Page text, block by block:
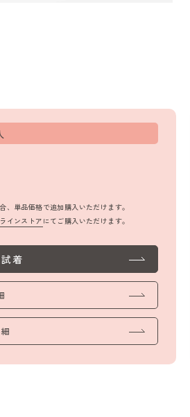
単品価格で追加購入いただけます。
インストア にてご購入いただけます。
着